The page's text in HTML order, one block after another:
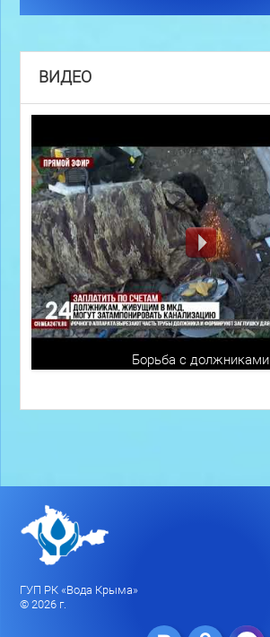
ВИДЕО
Борьба с должниками
ГУП РК «Вода Крыма»
© 2026 г.